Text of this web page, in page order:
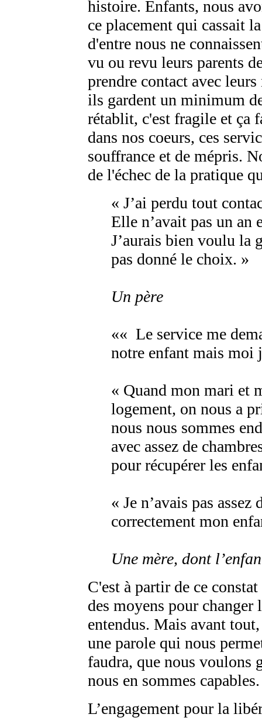
histoire. Enfants, nous
ce placement qui cassait
d'entre nous ne
vu ou revu leurs parents
prendre contact avec
ils gardent un minimum
rétablit, c'est fragile et ça
dans nos coeurs, ces
souffrance et de mépris.
de l'échec de la pratique
« J’ai perdu tout
Elle n’avait pas un an
J’aurais bien voulu la
pas donné le choix. »
Un père
«« Le service me
notre enfant mais moi
« Quand mon mari et
logement, on nous a
nous nous sommes
avec assez de
pour récupérer les
« Je n’avais pas
correctement mon
Une mère, dont
C'est à partir de ce
des moyens pour changer
entendus. Mais avant
une parole qui nous
faudra, que nous voulons
nous en sommes capables.
L’engagement pour la